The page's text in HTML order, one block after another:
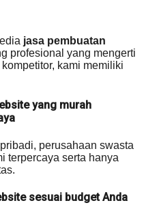
jasa pembuatan
profesional yang mengerti
kami memiliki
yang murah
perusahaan swasta
terpercaya serta hanya
sesuai budget Anda